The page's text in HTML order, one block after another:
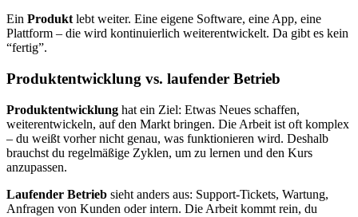
Ein Produkt lebt weiter. Eine eigene Software, eine App, eine
Plattform – die wird kontinuierlich weiterentwickelt. Da gibt es kein
“fertig”.
Produktentwicklung vs. laufender Betrieb
Produktentwicklung hat ein Ziel: Etwas Neues schaffen,
weiterentwickeln, auf den Markt bringen. Die Arbeit ist oft komplex
– du weißt vorher nicht genau, was funktionieren wird. Deshalb
brauchst du regelmäßige Zyklen, um zu lernen und den Kurs
anzupassen.
Laufender Betrieb sieht anders aus: Support-Tickets, Wartung,
Anfragen von Kunden oder intern. Die Arbeit kommt rein, du